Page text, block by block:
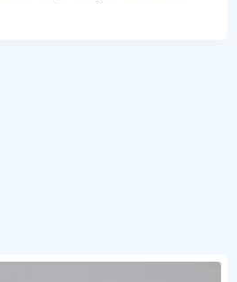
PLN*Podana w ogłoszeniu loka